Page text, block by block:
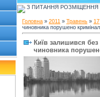
З ПИТАННЯ РОЗМІЩЕННЯ
Головна » 2011 » Травень » 17
чиновника порушено
Київ залишився
чиновника